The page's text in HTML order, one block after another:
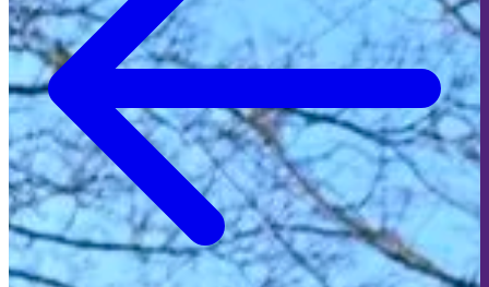
🍪 Überraschung: Wir nerven dich NICHT mit